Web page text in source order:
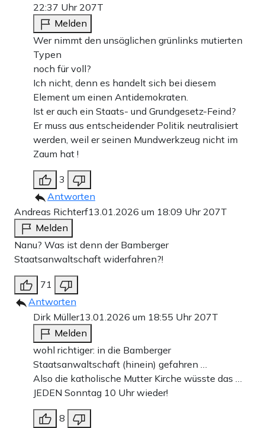
22:37 Uhr 207T
Melden
Wer nimmt den unsäglichen grünlinks mutierten
Typen
noch für voll?
Ich nicht, denn es handelt sich bei diesem
Element um einen Antidemokraten.
Ist er auch ein Staats- und Grundgesetz-Feind?
Er muss aus entscheidender Politik neutralisiert
werden, weil er seinen Mundwerkzeug nicht im
Zaum hat !
3
Antworten
Andreas Richterf13.01.2026 um 18:09 Uhr 207T
Melden
Nanu? Was ist denn der Bamberger
Staatsanwaltschaft widerfahren?!
71
Antworten
Dirk Müller13.01.2026 um 18:55 Uhr 207T
Melden
wohl richtiger: in die Bamberger
Staatsanwaltschaft (hinein) gefahren …
Also die katholische Mutter Kirche wüsste das …
JEDEN Sonntag 10 Uhr wieder!
8